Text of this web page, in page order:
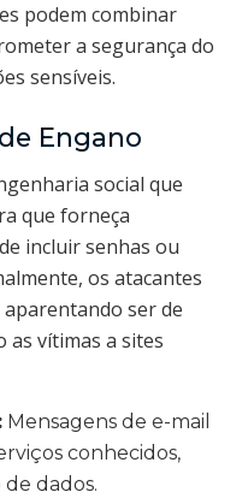
podem combinar
a segurança do
sensíveis.
Engano
social que
que forneça
incluir senhas ou
os atacantes
ser de
as vítimas a sites
Mensagens de e-mail
conhecidos,
dados.